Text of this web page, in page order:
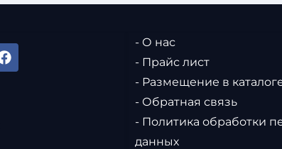
- О нас
- Прайс лист
- Размещение в
- Обратная связь
- Политика обработки
данных